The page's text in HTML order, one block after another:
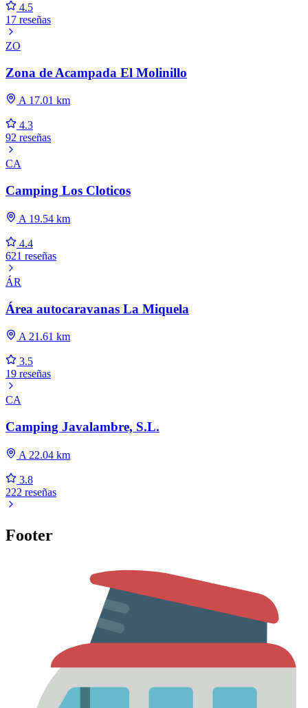
4.5
17 reseñas
ZO
Zona de Acampada El Molinillo
A 17.01 km
4.3
92 reseñas
CA
Camping Los Cloticos
A 19.54 km
4.4
621 reseñas
ÁR
Área autocaravanas La Miquela
A 21.61 km
3.5
19 reseñas
CA
Camping Javalambre, S.L.
A 22.04 km
3.8
222 reseñas
Footer